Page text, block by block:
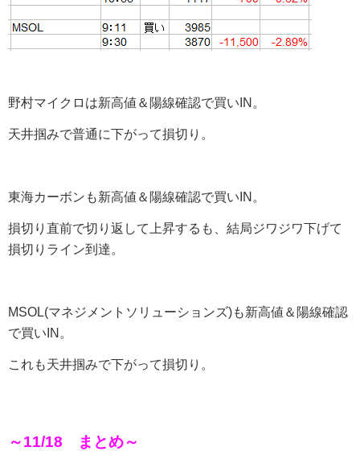
野村マイクロは新高値＆陽線確認で買いIN。
天井掴みで普通に下がって損切り。
東海カーボンも新高値＆陽線確認で買いIN。
損切り直前で切り返して上昇するも、結局ジワジワ下げて
損切りライン到達。
MSOL(マネジメントソリューションズ)も新高値＆陽線確認
で買いIN。
これも天井掴みで下がって損切り。
～11/18 まとめ～